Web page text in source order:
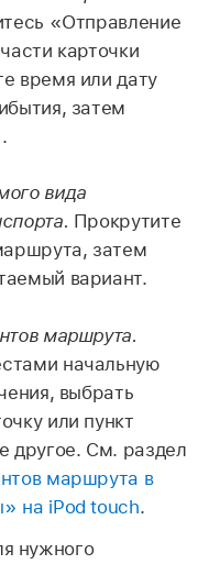
«Отправление
карточки
время или дату
затем
вида
Прокрутите
затем
вариант.
маршрута.
начальную
выбрать
или пункт
другое. См. раздел
маршрута в
на iPod touch.
нужного